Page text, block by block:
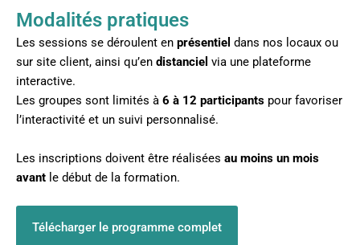
Modalités pratiques
Les sessions se déroulent en présentiel dans nos locaux ou
sur site client, ainsi qu’en distanciel via une plateforme
interactive.
Les groupes sont limités à 6 à 12 participants pour favoriser
l’interactivité et un suivi personnalisé.
Les inscriptions doivent être réalisées au moins un mois
avant le début de la formation.
Télécharger le programme complet